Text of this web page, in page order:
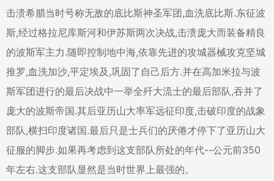
击溃希腊当时号称无敌的底比斯神圣军团,血洗底比斯.东征波
斯,经过格拉尼库斯河和伊苏斯两次决战,击溃庞大而装备精良
的波斯军主力.随即控制地中海,依靠先进的攻城器械攻克坚城
推罗,血洗加沙,平定埃及,巩固了自己后方.并在高加米拉与波
斯军团进行的最后决战中一举全歼大流士的最后部队,吞并了
庞大的波斯帝国.其后亚历山大率军远征印度,击破印度的战象
部队,横扫印度诸国.最后只是士兵们的厌倦才停下了亚历山大
征服的脚步.如果再考虑到这支部队所处的年代--公元前350
年左右.这支部队显然是当时世界上最强的。